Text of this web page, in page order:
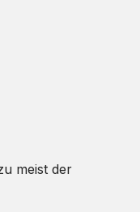
meist der